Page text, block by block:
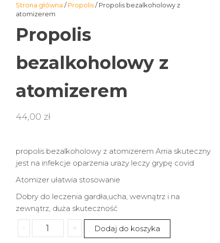
Strona główna /Propolis/ Propolis bezalkoholowy z
atomizerem
Propolis
bezalkoholowy z
atomizerem
44,00 zł
propolis bezalkoholowy z atomizerem Arria skuteczny
jest na infekcje oparzenia urazy leczy grypę covid
Atomizer ułatwia stosowanie
Dobry do leczenia gardła,ucha, wewnątrz i na
zewnątrz, duża skuteczność
-
ilość
Propolis
+ Dodaj do koszyka